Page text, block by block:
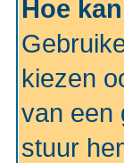
Hoe
kiezen
van een
stuur